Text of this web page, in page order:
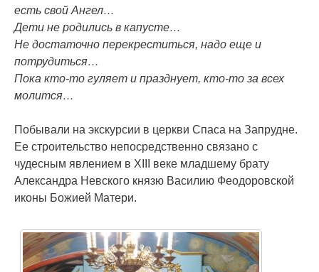
есть свой Ангел…
Дети не родились в капусте…
Не достаточно перекреститься, надо еще и
потрудиться…
Пока кто-то гуляет и празднует, кто-то за всех
молится…
Побывали на экскурсии в церкви Спаса на Запрудне.
Ее строительство непосредственно связано с
чудесным явлением в XIII веке младшему брату
Александра Невского князю Василию Феодоровской
иконы Божией Матери.